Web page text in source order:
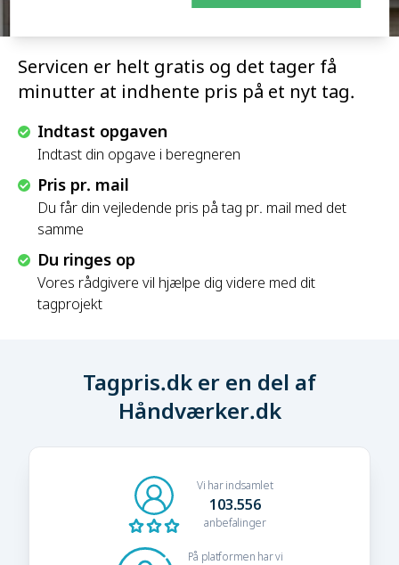
Servicen er helt gratis og det tager få
minutter at indhente pris på et nyt tag.
Indtast opgaven
Indtast din opgave i beregneren
Pris pr. mail
Du får din vejledende pris på tag pr. mail med det
samme
Du ringes op
Vores rådgivere vil hjælpe dig videre med dit
tagprojekt
Tagpris.dk er en del af
Håndværker.dk
Vi har indsamlet
103.556
anbefalinger
På platformen har vi